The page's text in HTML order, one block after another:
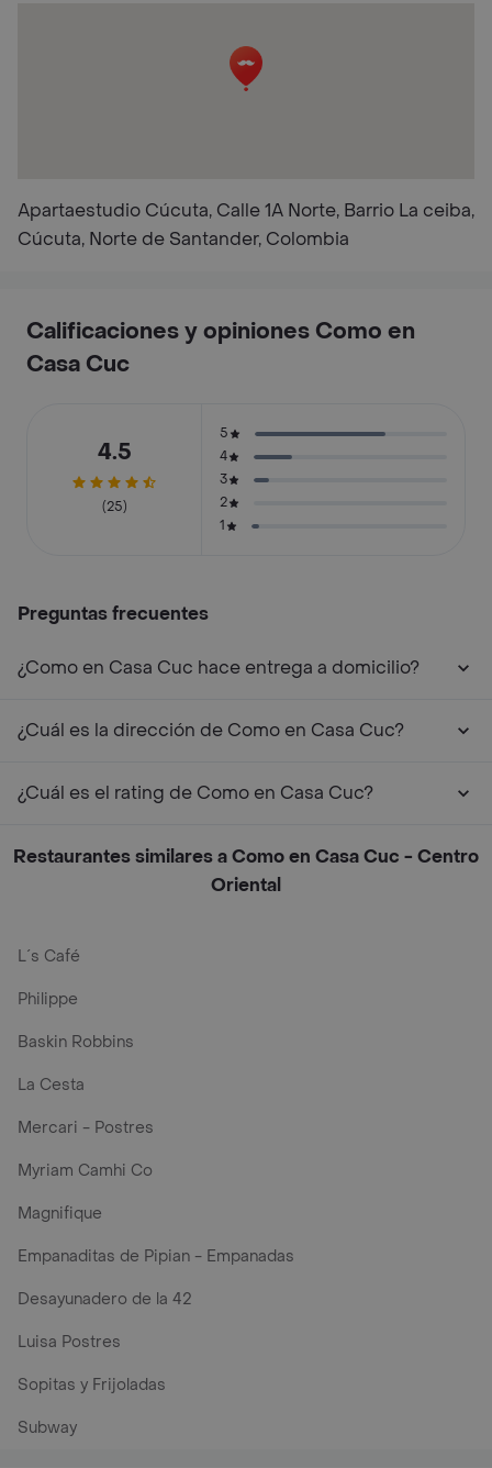
Apartaestudio Cúcuta, Calle 1A Norte, Barrio La ceiba,
Cúcuta, Norte de Santander, Colombia
Calificaciones y opiniones Como en
Casa Cuc
4.5
(25)
5
4
3
2
1
Preguntas frecuentes
¿Como en Casa Cuc hace entrega a domicilio?
¿Cuál es la dirección de Como en Casa Cuc?
¿Cuál es el rating de Como en Casa Cuc?
Restaurantes similares a Como en Casa Cuc - Centro
Oriental
L´s Café
Philippe
Baskin Robbins
La Cesta
Mercari - Postres
Myriam Camhi Co
Magnifique
Empanaditas de Pipian - Empanadas
Desayunadero de la 42
Luisa Postres
Sopitas y Frijoladas
Subway